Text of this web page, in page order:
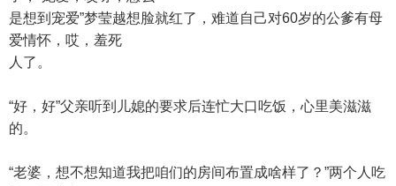
是想到宠爱”梦莹越想脸就红了，难道自己对60岁的公爹有母
爱情怀，哎，羞死
人了。
“好，好”父亲听到儿媳的要求后连忙大口吃饭，心里美滋滋
的。
“老婆，想不想知道我把咱们的房间布置成啥样了？”两个人吃